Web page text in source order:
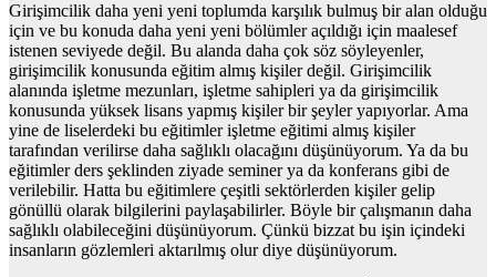
Girişimcilik daha yeni yeni toplumda karşılık bulmuş bir alan olduğu
için ve bu konuda daha yeni yeni bölümler açıldığı için maalesef
istenen seviyede değil. Bu alanda daha çok söz söyleyenler,
girişimcilik konusunda eğitim almış kişiler değil. Girişimcilik
alanında işletme mezunları, işletme sahipleri ya da girişimcilik
konusunda yüksek lisans yapmış kişiler bir şeyler yapıyorlar. Ama
yine de liselerdeki bu eğitimler işletme eğitimi almış kişiler
tarafından verilirse daha sağlıklı olacağını düşünüyorum. Ya da bu
eğitimler ders şeklinden ziyade seminer ya da konferans gibi de
verilebilir. Hatta bu eğitimlere çeşitli sektörlerden kişiler gelip
gönüllü olarak bilgilerini paylaşabilirler. Böyle bir çalışmanın daha
sağlıklı olabileceğini düşünüyorum. Çünkü bizzat bu işin içindeki
insanların gözlemleri aktarılmış olur diye düşünüyorum.